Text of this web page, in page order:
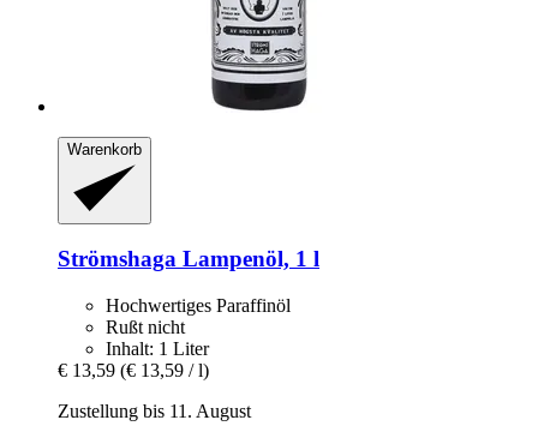
Warenkorb
Strömshaga Lampenöl, 1 l
Hochwertiges Paraffinöl
Rußt nicht
Inhalt: 1 Liter
€ 13,59 (€ 13,59 / l)
Zustellung bis 11. August